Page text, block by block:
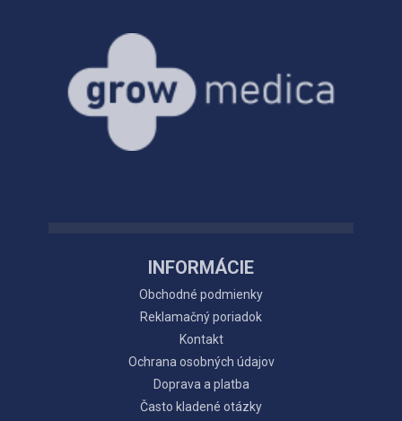
INFORMÁCIE
Obchodné podmienky
Reklamačný poriadok
Kontakt
Ochrana osobných údajov
Doprava a platba
Často kladené otázky